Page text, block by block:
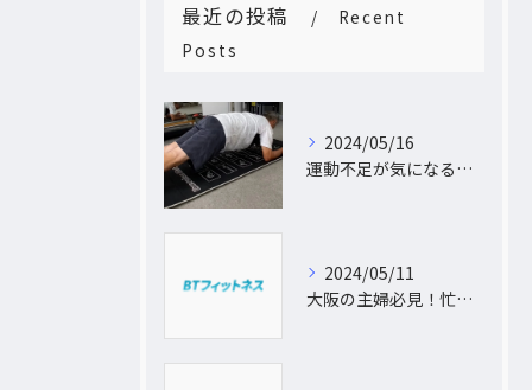
最近の投稿
Recent
Posts
2024/05/16
運動不足が気になるあなたへ。大阪中崎町で自宅にパーソナルトレーナーがおうかがし!プライベート空間で理想のカラダづくり
2024/05/11
大阪の主婦必見！忙しい日常に合わせた出張パーソナルトレーニングで理想のボディを手に入れよう